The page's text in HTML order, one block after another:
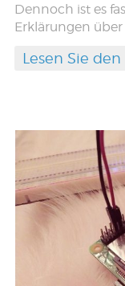
Dennoch ist es
Erklärungen
Lesen Sie